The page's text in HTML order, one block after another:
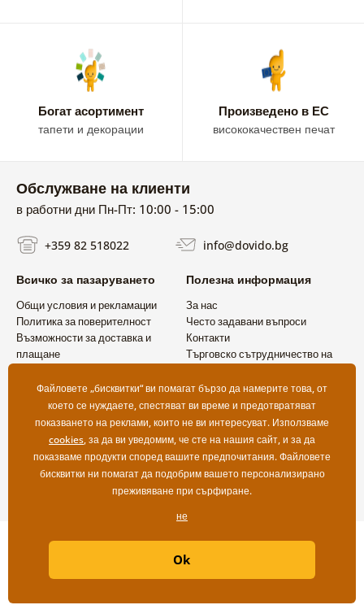
Богат асортимент
тапети и декорации
Произведено в ЕС
висококачествен печат
Обслужване на клиенти
в работни дни Пн-Пт: 10:00 - 15:00
+359 82 518022 info@dovido.bg
Всичко за пазаруването
Общи условия и рекламации
Политика за поверителност
Възможности за доставка и
плащане
Полезна информация
За нас
Често задавани въпроси
Контакти
Търговско сътрудничество на
Copyright ©2019 © Dovido.bg.
| Онлайн магазинът е създаден от
Файловете „бисквитки“ ви помагат бързо да намерите това, от
което се нуждаете, спестяват ви време и предотвратяват
показването на реклами, които не ви интересуват. Използваме
cookies, за да ви уведомим, че сте на нашия сайт, и за да
показваме продукти според вашите предпочитания. Файловете
бисквитки ни помагат да подобрим вашето персонализирано
преживяване при сърфиране.
не
Ok